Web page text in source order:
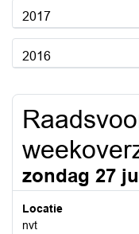
2017
2016
zondag 27
Locatie
nvt